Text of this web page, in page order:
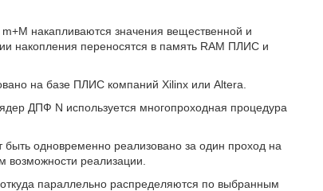
накапливаются значения вещественной и
накопления переносятся в память RAM ПЛИС и
на базе ПЛИС компаний Xilinx или Altera.
ДПФ N используется многопроходная процедура
одновременно реализовано за один проход на
возможности реализации.
параллельно распределяются по выбранным